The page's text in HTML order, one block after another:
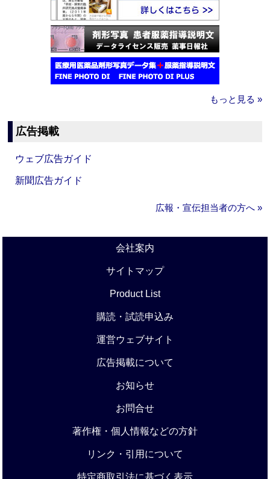
もっと見る »
広告掲載
ウェブ広告ガイド
新聞広告ガイド
広報・宣伝担当者の方へ »
会社案内
サイトマップ
Product List
購読・試読申込み
運営ウェブサイト
広告掲載について
お知らせ
お問合せ
著作権・個人情報などの方針
リンク・引用について